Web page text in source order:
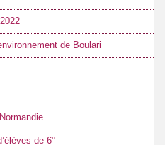
de Boulari
de 6°